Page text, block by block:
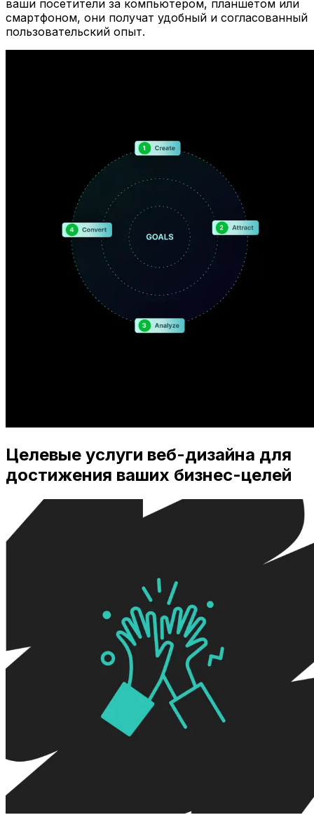
ваши посетители за компьютером, планшетом или
смартфоном, они получат удобный и согласованный
пользовательский опыт.
Целевые услуги веб-дизайна для
достижения ваших бизнес-целей